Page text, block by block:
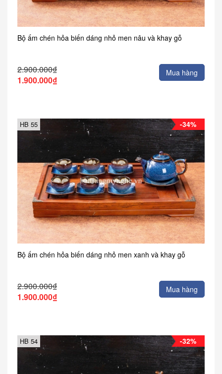
Bộ ấm chén hỏa biến dáng nhỏ men nâu và khay gỗ
2.900.000₫
1.900.000₫
Mua hàng
-34%
HB 55
Bộ ấm chén hỏa biến dáng nhỏ men xanh và khay gỗ
2.900.000₫
1.900.000₫
Mua hàng
-32%
HB 54